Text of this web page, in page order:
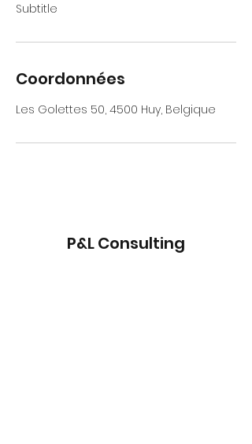
Subtitle
Coordonnées
Les Golettes 50, 4500 Huy, Belgique
P&L Consulting